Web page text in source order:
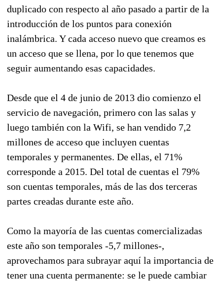
duplicado con respecto al año pasado a partir de la
introducción de los puntos para conexión
inalámbrica. Y cada acceso nuevo que creamos es
un acceso que se llena, por lo que tenemos que
seguir aumentando esas capacidades.
Desde que el 4 de junio de 2013 dio comienzo el
servicio de navegación, primero con las salas y
luego también con la Wifi, se han vendido 7,2
millones de acceso que incluyen cuentas
temporales y permanentes. De ellas, el 71%
corresponde a 2015. Del total de cuentas el 79%
son cuentas temporales, más de las dos terceras
partes creadas durante este año.
Como la mayoría de las cuentas comercializadas
este año son temporales -5,7 millones-,
aprovechamos para subrayar aquí la importancia de
tener una cuenta permanente: se le puede cambiar